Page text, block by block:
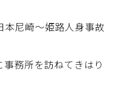
本尼崎～姫路人身事故
務所を訪ねてきはり